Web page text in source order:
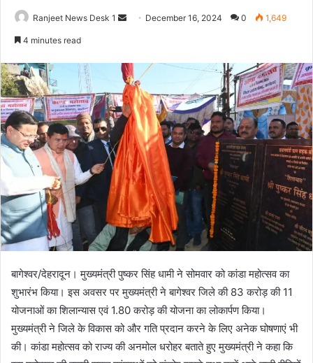
Ranjeet News Desk 1
d
a
n
e
m
a
l
December 16, 2024 0 1,649
4 minutes read
बागेश्वर/देहरादून। मुख्यमंत्री पुष्कर सिंह धामी ने सोमवार को कांडा महोत्सव का
शुभारंभ किया। इस अवसर पर मुख्यमंत्री ने बागेश्वर जिले की 83 करोड़ की 11
योजनाओं का शिलान्यास एवं 1.80 करोड़ की योजना का लोकार्पण किया।
मुख्यमंत्री ने जिले के विकास को और गति प्रदान करने के लिए अनेक घोषणाएं भी
की। कांडा महोत्सव को राज्य की अनमोल धरोहर बताते हुए मुख्यमंत्री ने कहा कि